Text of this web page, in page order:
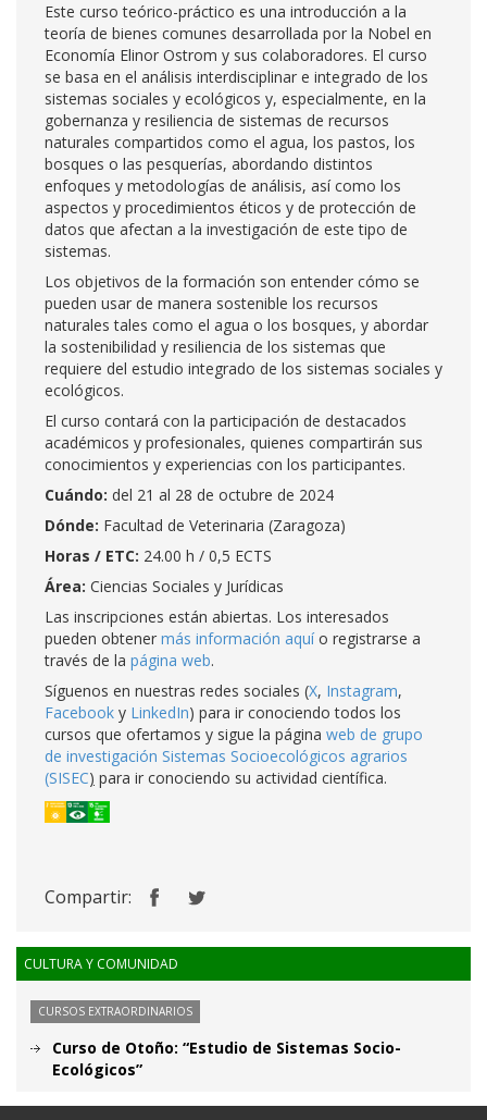
Este curso teórico-práctico es una introducción a la
teoría de bienes comunes desarrollada por la Nobel en
Economía Elinor Ostrom y sus colaboradores. El curso
se basa en el análisis interdisciplinar e integrado de los
sistemas sociales y ecológicos y, especialmente, en la
gobernanza y resiliencia de sistemas de recursos
naturales compartidos como el agua, los pastos, los
bosques o las pesquerías, abordando distintos
enfoques y metodologías de análisis, así como los
aspectos y procedimientos éticos y de protección de
datos que afectan a la investigación de este tipo de
sistemas.
Los objetivos de la formación son entender cómo se
pueden usar de manera sostenible los recursos
naturales tales como el agua o los bosques, y abordar
la sostenibilidad y resiliencia de los sistemas que
requiere del estudio integrado de los sistemas sociales y
ecológicos.
El curso contará con la participación de destacados
académicos y profesionales, quienes compartirán sus
conocimientos y experiencias con los participantes.
Cuándo: del 21 al 28 de octubre de 2024
Dónde: Facultad de Veterinaria (Zaragoza)
Horas / ETC: 24.00 h / 0,5 ECTS
Área: Ciencias Sociales y Jurídicas
Las inscripciones están abiertas. Los interesados
pueden obtener más información aquío registrarse a
través de la página web.
Síguenos en nuestras redes sociales (X, Instagram,
Facebook y LinkedIn) para ir conociendo todos los
cursos que ofertamos y sigue la página web de grupo
de investigación Sistemas Socioecológicos agrarios
(SISEC) para ir conociendo su actividad científica.
Compartir:
CULTURA Y COMUNIDAD
CURSOS EXTRAORDINARIOS
Curso de Otoño: “Estudio de Sistemas Socio-
Ecológicos”